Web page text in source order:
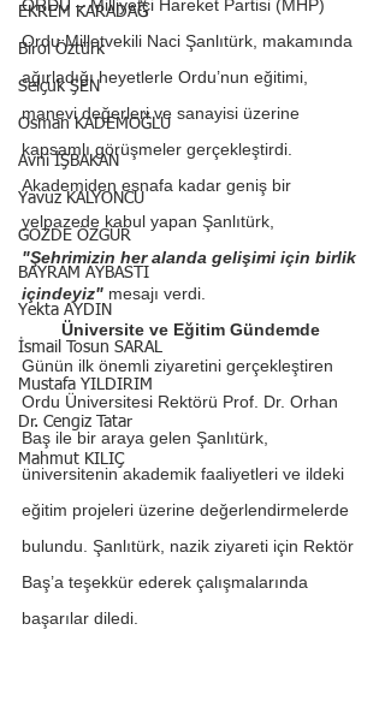
EKREM KARADAĞ
Birol Öztürk
Selçuk ŞEN
Osman KADEMOĞLU
Avni İŞBAKAN
Yavuz KALYONCU
GÖZDE ÖZGÜR
BAYRAM AYBASTI
Yekta AYDIN
İsmail Tosun SARAL
Mustafa YILDIRIM
Dr. Cengiz Tatar
Mahmut KILIÇ
ORDU – Milliyetçi Hareket Partisi (MHP)
Ordu Milletvekili Naci Şanlıtürk, makamında
ağırladığı heyetlerle Ordu’nun eğitimi,
manevi değerleri ve sanayisi üzerine
kapsamlı görüşmeler gerçekleştirdi.
Akademiden esnafa kadar geniş bir
yelpazede kabul yapan Şanlıtürk,
"Şehrimizin her alanda gelişimi için birlik
içindeyiz" mesajı verdi.
Üniversite ve Eğitim Gündemde
Günün ilk önemli ziyaretini gerçekleştiren
Ordu Üniversitesi Rektörü Prof. Dr. Orhan
Baş ile bir araya gelen Şanlıtürk,
üniversitenin akademik faaliyetleri ve ildeki
eğitim projeleri üzerine değerlendirmelerde
bulundu. Şanlıtürk, nazik ziyareti için Rektör
Baş’a teşekkür ederek çalışmalarında
başarılar diledi.